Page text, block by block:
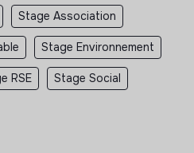
Stage Association
Stage Environnement
RSE Stage Social